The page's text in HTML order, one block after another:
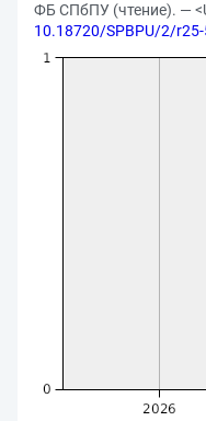
ФБ СПбПУ (чтение). —
10.18720/SPBPU/2/r25-